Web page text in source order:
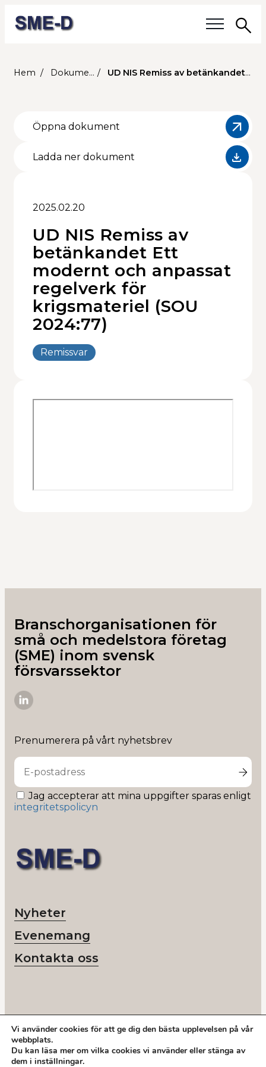
Våra frågor
Våra medlemmar
Medlemmars verksamhet
Styrelsen
Kalendarium
Hem Dokument UD NIS Remiss av betänkandet Ett modernt och anpassat regelverk för krigsmateriel (SOU 2024:77)
Öppna dokument
Ladda ner dokument
2025.02.20
UD NIS Remiss av
betänkandet Ett
modernt och anpassat
regelverk för
krigsmateriel (SOU
2024:77)
Remissvar
Branschorganisationen för
små och medelstora företag
(SME) inom svensk
försvarssektor
på
Prenumerera på vårt nyhetsbrev
Jag accepterar att mina uppgifter sparas enligt
integritetspolicyn
Nyheter
Evenemang
Kontakta oss
© 2026 SME-D
Org nr: 802418-6218
Ring oss: +46 878 208 50
Adress: Storgatan 19, Stockholm
Vi använder cookies för att ge dig den bästa upplevelsen på vår
webbplats.
Du kan läsa mer om vilka cookies vi använder eller stänga av
dem i inställningar.